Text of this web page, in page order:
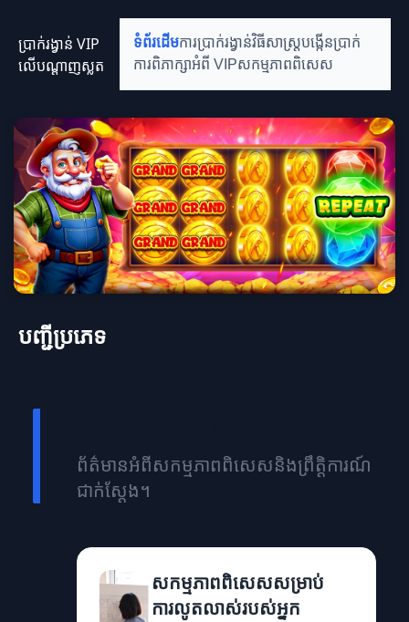
ប្រាក់រង្វាន់ VIP
លើបណ្តាញស្លត
ទំព័រដើមការប្រាក់រង្វាន់វិធីសាស្ត្របង្កើនប្រាក់
ការពិភាក្សាអំពី VIPសកម្មភាពពិសេស
បញ្ជីប្រភេទ
ព័ត៌មានអំពីសកម្មភាពពិសេសនិងព្រឹត្តិការណ៍
ជាក់ស្តែង។
សកម្មភាពពិសេសសម្រាប់
ការលូតលាស់របស់អ្នក